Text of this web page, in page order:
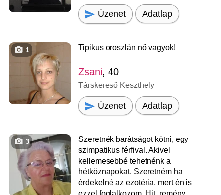
Üzenet Adatlap
1 Tipikus oroszlán nő vagyok!
Zsani, 40
Társkereső Keszthely
Üzenet Adatlap
3
Szeretnék barátságot kötni, egy
szimpatikus férfival. Akivel
kellemesebbé tehetnénk a
hétköznapokat. Szeretném ha
érdekelné az ezotéria, mert én is
ezzel foglalkozom. Hit, remény,